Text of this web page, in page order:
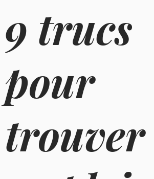
9 trucs
pour
trouver